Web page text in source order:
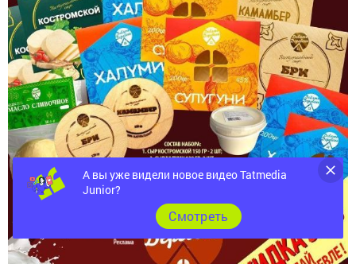
А вы уже видели новое видео Tatmedia
Junior?
Cмотреть